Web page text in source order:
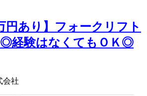
円あり】フォークリフト
◎経験はなくてもＯＫ◎
会社